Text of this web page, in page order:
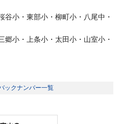
小・東部小・柳町小・八尾中・
小・上条小・太田小・山室小・
ックナンバー一覧